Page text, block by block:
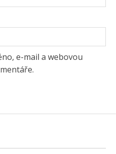
e-mail a webovou